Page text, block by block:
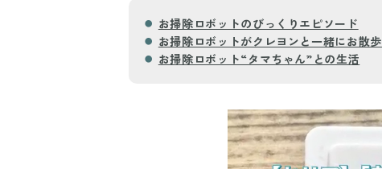
お掃除ロボットのびっくりエピソード
お掃除ロボットがクレヨンと一緒にお散歩
お掃除ロボット“タマちゃん”との生活